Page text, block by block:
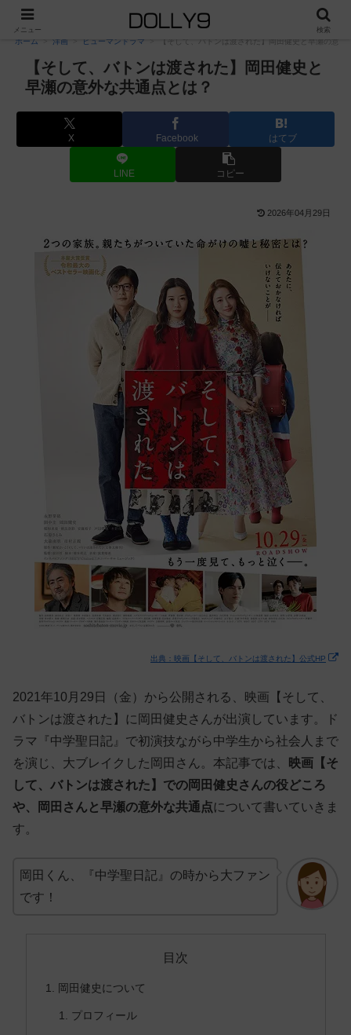
PR
ホーム 洋画 ヒューマンドラマ 【そして、バトンは渡された】岡田健史と早瀬の意外
【そして、バトンは渡された】岡田健史と
早瀬の意外な共通点とは？
X Facebook はてブ
LINE コピー
2026年04月29日
出典：映画【そして、バトンは渡された】公式HP
2021年10月29日（金）から公開される、映画【そして、
バトンは渡された】に岡田健史さんが出演しています。ド
ラマ『中学聖日記』で初演技ながら中学生から社会人まで
を演じ、大ブレイクした岡田さん。本記事では、
映画【そ
して、バトンは渡された】での岡田健史さんの役どころ
や、岡田さんと早瀬の意外な共通点について書いていきま
す。
岡田くん、『中学聖日記』の時から大ファン
です！
目次
岡田健史について
プロフィール
メニュー 検索